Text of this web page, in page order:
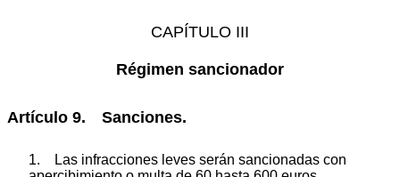
CAPÍTULO III
Régimen sancionador
Artículo 9. Sanciones.
1. Las infracciones leves serán sancionadas con